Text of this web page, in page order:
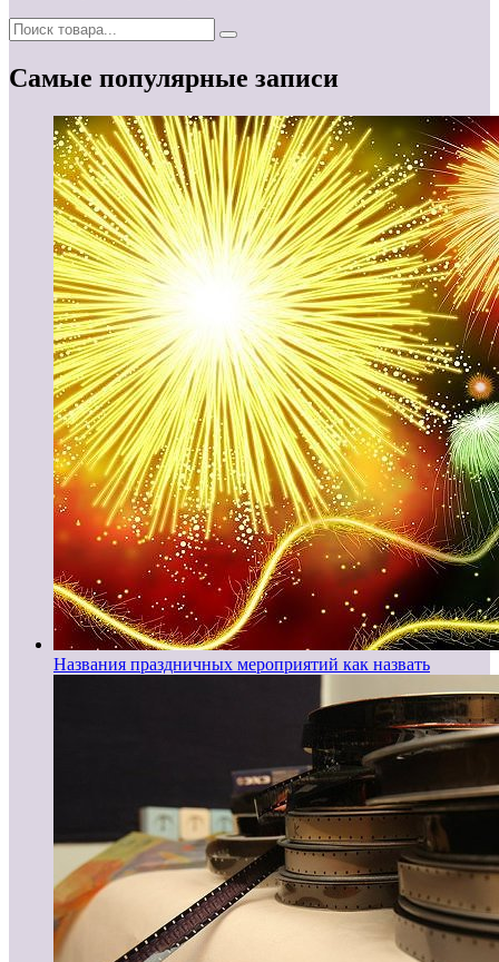
Самые популярные записи
Названия праздничных мероприятий как назвать